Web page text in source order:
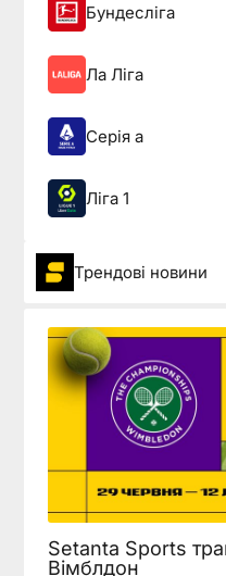
Бундесліга
Ла Ліга
Серія а
Ліга 1
Трендові новини
Setanta Sports
Вімблдон